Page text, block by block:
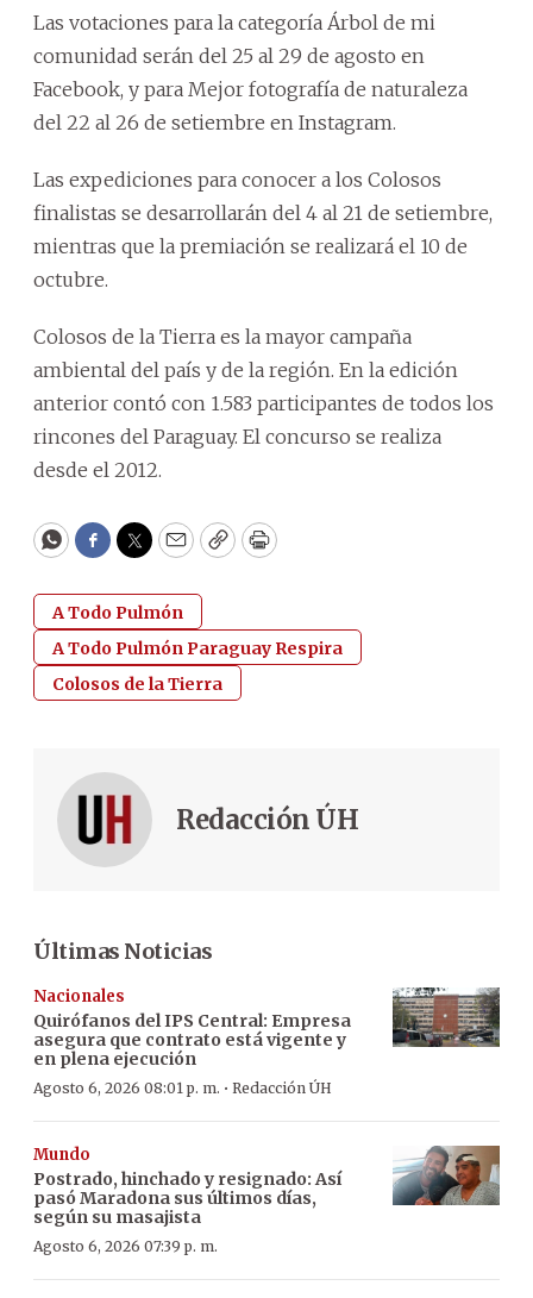
Las votaciones para la categoría Árbol de mi
comunidad serán del 25 al 29 de agosto en
Facebook, y para Mejor fotografía de naturaleza
del 22 al 26 de setiembre en Instagram.
Las expediciones para conocer a los Colosos
finalistas se desarrollarán del 4 al 21 de setiembre,
mientras que la premiación se realizará el 10 de
octubre.
Colosos de la Tierra es la mayor campaña
ambiental del país y de la región. En la edición
anterior contó con 1.583 participantes de todos los
rincones del Paraguay. El concurso se realiza
desde el 2012.
WhatsApp
Facebook
Twitter
EmailCopyPrint
A Todo Pulmón
A Todo Pulmón Paraguay Respira
Colosos de la Tierra
Redacción ÚH
Últimas Noticias
Nacionales
Quirófanos del IPS Central: Empresa
asegura que contrato está vigente y
en plena ejecución
Agosto 6, 2026 08:01 p. m. · Redacción ÚH
Mundo
Postrado, hinchado y resignado: Así
pasó Maradona sus últimos días,
según su masajista
Agosto 6, 2026 07:39 p. m.